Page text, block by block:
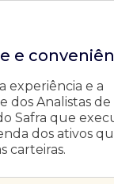
e
experiência e a
dos Analistas de
Safra que
dos ativos
carteiras.